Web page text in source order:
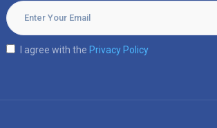
I agree with the Privacy Policy